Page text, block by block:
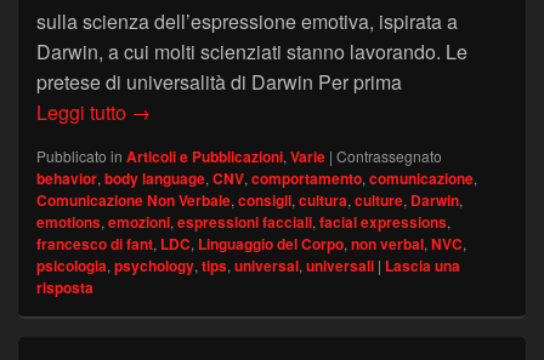
sulla scienza dell’espressione emotiva, ispirata a
Darwin, a cui molti scienziati stanno lavorando. Le
pretese di universalità di Darwin Per prima
Leggi tutto Sfidare Darwin: le espressioni facciali sono
→
Pubblicato in Articoli e Pubblicazioni, Varie | Contrassegnato
behavior, body language, CNV, comportamento, comunicazione,
Comunicazione Non Verbale, consigli, cultura, culture, Darwin,
emotions, emozioni, espressioni facciali, facial expressions,
francesco di fant, LDC, Linguaggio del Corpo, non verbal, NVC,
psicologia, psychology, tips, universal, universali | Lascia una
risposta